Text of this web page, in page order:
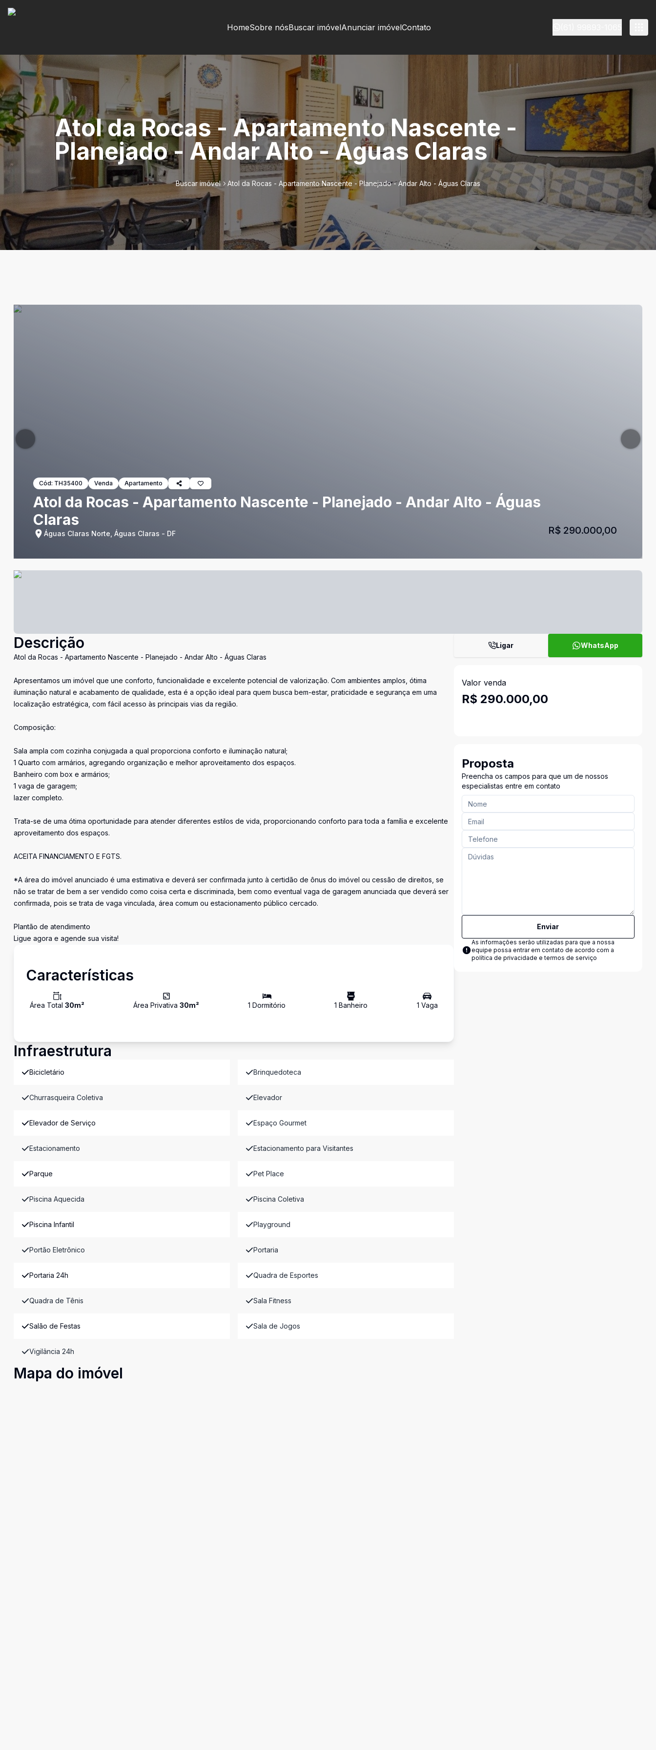
HomeSobre nósBuscar imóvelAnunciar imóvelContato
Atol da Rocas - Apartamento Nascente -
Planejado - Andar Alto - Águas Claras
Buscar imóvel Atol da Rocas - Apartamento Nascente - Planejado - Andar Alto - Águas Claras
Cód: TH35400 Venda Apartamento
Atol da Rocas - Apartamento Nascente - Planejado - Andar Alto - Águas
Claras
Águas Claras Norte, Águas Claras - DF R$ 290.000,00
Descrição
Atol da Rocas - Apartamento Nascente - Planejado - Andar Alto - Águas Claras
Apresentamos um imóvel que une conforto, funcionalidade e excelente potencial de valorização. Com ambientes amplos, ótima
iluminação natural e acabamento de qualidade, esta é a opção ideal para quem busca bem-estar, praticidade e segurança em uma
localização estratégica, com fácil acesso às principais vias da região.
Composição:
Sala ampla com cozinha conjugada a qual proporciona conforto e iluminação natural;
1 Quarto com armários, agregando organização e melhor aproveitamento dos espaços.
Banheiro com box e armários;
1 vaga de garagem;
lazer completo.
Trata-se de uma ótima oportunidade para atender diferentes estilos de vida, proporcionando conforto para toda a família e excelente
aproveitamento dos espaços.
ACEITA FINANCIAMENTO E FGTS.
*A área do imóvel anunciado é uma estimativa e deverá ser confirmada junto à certidão de ônus do imóvel ou cessão de direitos, se
não se tratar de bem a ser vendido como coisa certa e discriminada, bem como eventual vaga de garagem anunciada que deverá ser
confirmada, pois se trata de vaga vinculada, área comum ou estacionamento público cercado.
Plantão de atendimento
Ligue agora e agende sua visita!
Características
Área Total 30m² Área Privativa30m² 1 Dormitório 1 Banheiro 1 Vaga
Infraestrutura
Bicicletário Brinquedoteca
Churrasqueira Coletiva Elevador
Elevador de Serviço Espaço Gourmet
Estacionamento Estacionamento para Visitantes
Parque Pet Place
Piscina Aquecida Piscina Coletiva
Piscina Infantil Playground
Portão Eletrônico Portaria
Portaria 24h Quadra de Esportes
Quadra de Tênis Sala Fitness
Salão de Festas Sala de Jogos
Vigilância 24h
Mapa do imóvel
Ligar WhatsApp
Valor venda
R$ 290.000,00
Proposta
Preencha os campos para que um de nossos
especialistas entre em contato
Enviar
As informações serão utilizadas para que a nossa
equipe possa entrar em contato de acordo com a
política de privacidade e termos de serviço